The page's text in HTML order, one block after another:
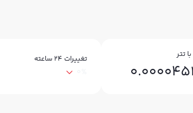
تتر تغییرات ۲۴ ساعته